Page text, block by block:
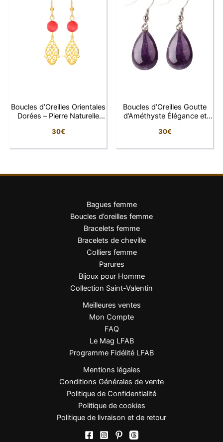
Boucles d’Oreilles Orientales
Dorées – Pierre Naturelle
30€
Boucles d’Oreilles Goutte
d’Améthyste Élégance et
30€
Bagues femme
Boucles d’oreilles femme
Bracelets femme
Bracelets de cheville
Colliers femme
Parures
Bijoux pour Homme
Collection Saint-Valentin
Meilleures ventes
Mon Compte
FAQ
Le Mag LFAB
Programme Fidélité LFAB
Mentions légales
Conditions Générales de vente
Politique de Confidentialité
Politique de cookies
Politique de livraison et de retour